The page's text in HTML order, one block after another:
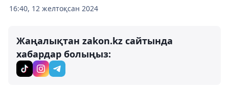
16:40, 12 желтоқсан 2024
Жаңалықтан zakon.kz сайтында
хабардар болыңыз: